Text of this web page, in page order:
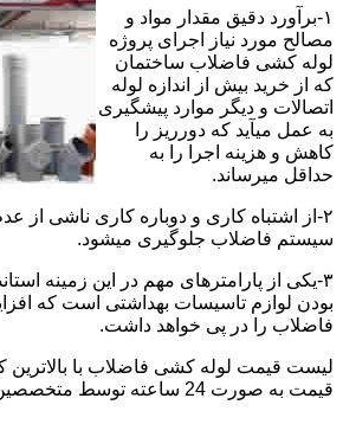
۱-برآورد دقیق مقدار مواد و
مصالح مورد نیاز اجرای پروژه
لوله کشی فاضلاب ساختمان
که از خرید بیش از اندازه لوله
اتصالات و دیگر موارد پیشگیری
به عمل میآید که دورریز را
کاهش و هزینه اجرا را به
حداقل میرساند.
۲-از اشتباه کاری و دوباره کاری ناشی
سیستم فاضلاب جلوگیری میشود.
۳-یکی از پارامترهای مهم در این زمینه
بودن لوازم تاسیسات بهداشتی است که
فاضلاب را در پی خواهد داشت.
لیست قیمت لوله کشی فاضلاب با بالاترین
قیمت به صورت 24 ساعته توسط متخصصین